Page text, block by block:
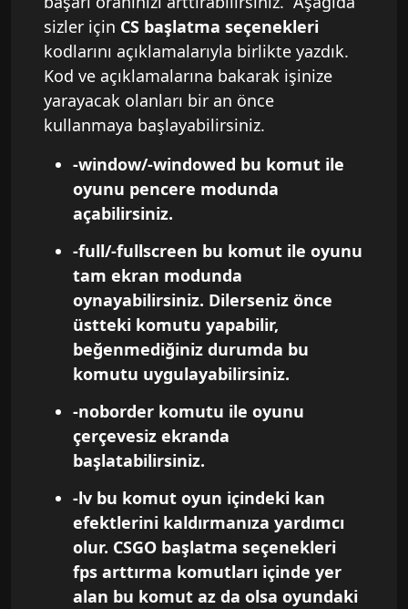
sizler için CS başlatma seçenekleri
kodlarını açıklamalarıyla birlikte yazdık.
Kod ve açıklamalarına bakarak işinize
yarayacak olanları bir an önce
kullanmaya başlayabilirsiniz.
-window/-windowed bu komut ile
oyunu pencere modunda
açabilirsiniz.
-full/-fullscreen bu komut ile oyunu
tam ekran modunda
oynayabilirsiniz. Dilerseniz önce
üstteki komutu yapabilir,
beğenmediğiniz durumda bu
komutu uygulayabilirsiniz.
-noborder komutu ile oyunu
çerçevesiz ekranda
başlatabilirsiniz.
-lv bu komut oyun içindeki kan
efektlerini kaldırmanıza yardımcı
olur. CSGO başlatma seçenekleri
fps arttırma komutları içinde yer
alan bu komut az da olsa oyundaki